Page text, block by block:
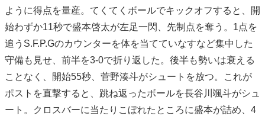
ように得点を量産。てくてくボールでキックオフすると、開
始わずか11秒で盛本啓太が左足一閃、先制点を奪う。1点を
追うS.F.P.Gのカウンターを体を当てていなすなど集中した
守備も見せ、前半を3-0で折り返した。後半も勢いは衰える
ことなく、開始55秒、菅野湊斗がシュートを放つ。これが
ポストを直撃すると、跳ね返ったボールを長谷川颯斗がシュ
ート。クロスバーに当たりこぼれたところに盛本が詰め、4